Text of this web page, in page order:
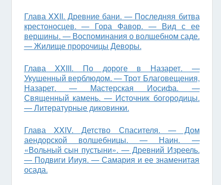
Глава XXII. Древние бани. — Последняя битва
крестоносцев. — Гора Фавор. — Вид с ее
вершины. — Воспоминания о волшебном саде.
— Жили­ще пророчицы Деворы.
Глава XXIII. По дороге в Назарет. —
Укушенный верблюдом. — Трот Благове­щения,
Назарет. — Мастерская Иосифа. —
Священный камень. — Источник богородицы.
— Литературные диковинки.
Глава XXIV. Детство Спасителя. — Дом
аендорской волшебницы. — Наин. —
«Вольный сын пустыни». — Древний Изреель.
— Подвиги Ииуя. — Самария и ее знаменитая
осада.